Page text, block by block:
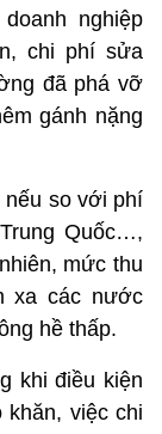
nghiệp
chi phí sửa
đã phá vỡ
gánh nặng
nếu so với phí
Quốc…,
mức thu
xa các nước
hề thấp.
khi điều kiện
việc chi